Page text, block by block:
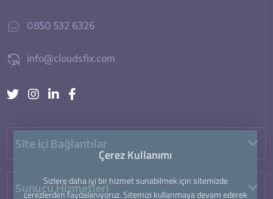
0850 532 6326
info@cloudsfix.com
Site içi Bağlantılar
Sunucu Hizmetleri
Çerez Kullanımı
Sizlere daha iyi bir hizmet sunabilmek için sitemizde
çerezlerden faydalanıyoruz. Sitemizi kullanmaya devam ederek